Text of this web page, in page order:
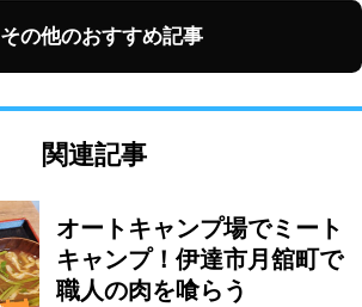
その他のおすすめ記事
関連記事
オートキャンプ場でミート
キャンプ！伊達市月舘町で
職人の肉を喰らう